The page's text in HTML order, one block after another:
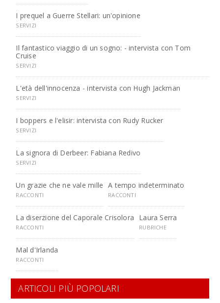
I prequel a Guerre Stellari: un'opinione
SERVIZI
Il fantastico viaggio di un sogno: - intervista con Tom
Cruise
SERVIZI
L'età dell'innocenza - intervista con Hugh Jackman
SERVIZI
I boppers e l'elisir: intervista con Rudy Rucker
SERVIZI
La signora di Derbeer: Fabiana Redivo
SERVIZI
Un grazie che ne vale mille
RACCONTI
A tempo indeterminato
RACCONTI
La diserzione del Caporale Crisolora
RACCONTI
Laura Serra
RUBRICHE
Mal d'Irlanda
RACCONTI
ARTICOLI PIÙ POPOLARI